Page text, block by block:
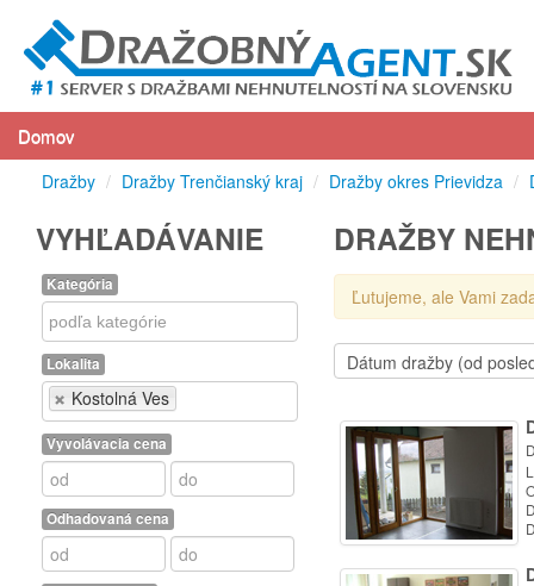
Domov
Dražby / Dražby Trenčianský kraj / Dražby okres Prievidza /
VYHĽADÁVANIE
Kategória
Kategória
Lokalita
Kostolná Ves
Lokalita
Vyvolávacia cena
Odhadovaná cena
DRAŽBY
Ľutujeme, ale Vami